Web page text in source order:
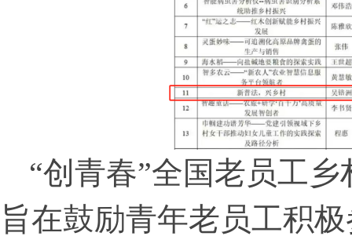
“创青春”全国老员工
旨在鼓励青年老员工积